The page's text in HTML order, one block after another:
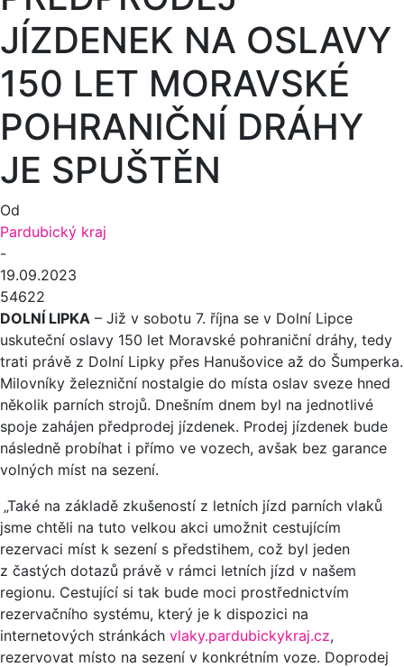
JÍZDENEK NA OSLAVY
150 LET MORAVSKÉ
POHRANIČNÍ DRÁHY
JE SPUŠTĚN
Od
Pardubický kraj
-
19.09.2023
54622
DOLNÍ LIPKA – Již v sobotu 7. října se v Dolní Lipce
uskuteční oslavy 150 let Moravské pohraniční dráhy, tedy
trati právě z Dolní Lipky přes Hanušovice až do Šumperka.
Milovníky železniční nostalgie do místa oslav sveze hned
několik parních strojů. Dnešním dnem byl na jednotlivé
spoje zahájen předprodej jízdenek. Prodej jízdenek bude
následně probíhat i přímo ve vozech, avšak bez garance
volných míst na sezení.
„Také na základě zkušeností z letních jízd parních vlaků
jsme chtěli na tuto velkou akci umožnit cestujícím
rezervaci míst k sezení s předstihem, což byl jeden
z častých dotazů právě v rámci letních jízd v našem
regionu. Cestující si tak bude moci prostřednictvím
rezervačního systému, který je k dispozici na
internetových stránkách vlaky.pardubickykraj.cz,
rezervovat místo na sezení v konkrétním voze. Doprodej